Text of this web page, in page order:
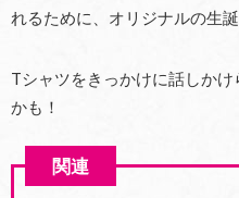
れるために、オリジナルの生
Tシャツをきっかけに話しか
かも！